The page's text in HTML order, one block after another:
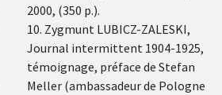
2000, (350 p.).
10. Zygmunt LUBICZ-ZALESKI,
Journal intermittent 1904-1925,
témoignage, préface de Stefan
Meller (ambassadeur de Pologne